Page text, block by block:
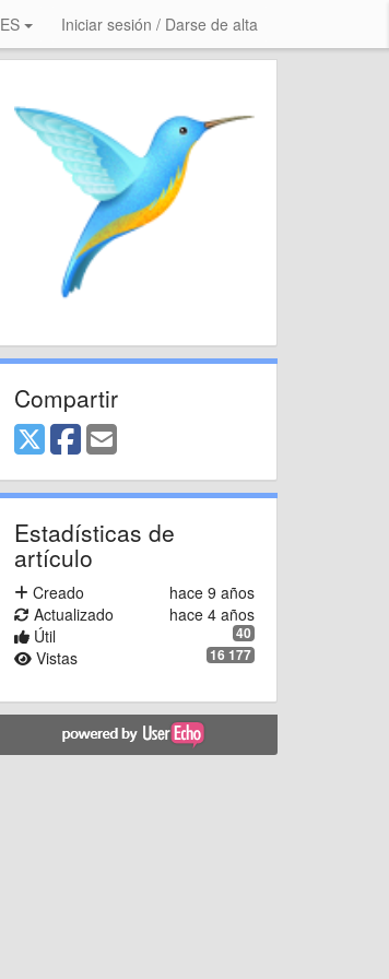
ES Iniciar sesión / Darse de alta
Compartir
Estadísticas de
artículo
hace 9 años
Creado
hace 4 años
Actualizado
40
Útil
16 177
Vistas